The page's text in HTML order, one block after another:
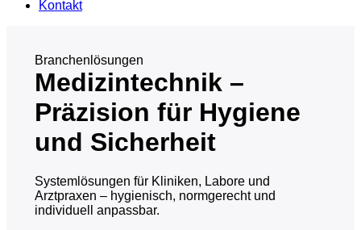
Kontakt
Branchenlösungen
Medizintechnik –
Präzision für Hygiene
und Sicherheit
Systemlösungen für Kliniken, Labore und
Arztpraxen – hygienisch, normgerecht und
individuell anpassbar.